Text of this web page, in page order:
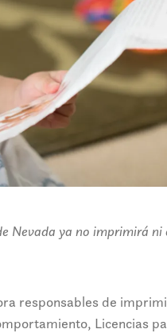
Nevada ya no imprimirá ni
responsables de
Licencias